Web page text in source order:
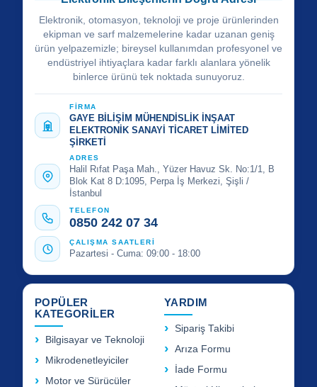
Elektronik, otomasyon, teknoloji ve proje ürünlerinden
ekipman ve sarf malzemelerine kadar uzanan geniş
ürün yelpazemizle; bireysel kullanımdan profesyonel ve
endüstriyel ihtiyaçlara kadar farklı alanlara yönelik
binlerce ürünü tek noktada sunuyoruz.
FİRMA
GAYE BİLİŞİM MÜHENDİSLİK İNŞAAT
ELEKTRONİK SANAYİ TİCARET LİMİTED
ŞİRKETİ
ADRES
Halil Rıfat Paşa Mah., Yüzer Havuz Sk. No:1/1, B
Blok Kat 8 D:1095, Perpa İş Merkezi, Şişli /
İstanbul
TELEFON
0850 242 07 34
ÇALIŞMA SAATLERİ
Pazartesi - Cuma: 09:00 - 18:00
POPÜLER
KATEGORİLER
Bilgisayar ve Teknoloji
Mikrodenetleyiciler
Motor ve Sürücüler
YARDIM
Sipariş Takibi
Arıza Formu
İade Formu